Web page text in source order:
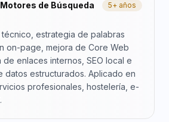
de Búsqueda
5+ años
técnico, estrategia de palabras
on-page, mejora de Core Web
de enlaces internos, SEO local e
datos estructurados. Aplicado en
profesionales, hostelería, e-